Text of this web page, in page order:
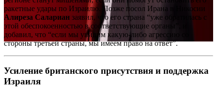
ракетные удары по Израилю. Позже посол Ирана в Никосии
Алиреза Салариан заявил, что его страна “уже обратилась с
этой обеспокоенностью в соответствующие органы”, и
добавил, что “если мы увидим какую-либо агрессию со
стороны третьей страны, мы имеем право на ответ”.
Усиление британского присутствия и поддержка
Израиля